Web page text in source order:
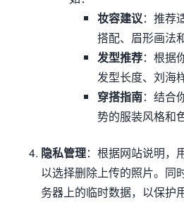
妆容建议：推荐
搭配、眉形画法
发型推荐：根据
发型长度、刘海
穿搭指南：结合
势的服装风格和
隐私管理：根据网站说明，
以选择删除上传的照片。同
务器上的临时数据，以保护